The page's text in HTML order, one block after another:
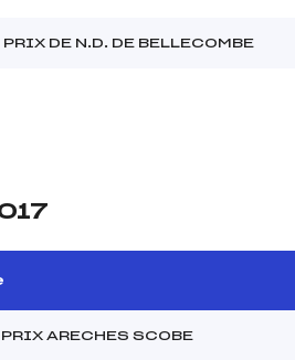
PRIX DE N.D. DE BELLECOMBE
PRIX ARECHES SCOBE